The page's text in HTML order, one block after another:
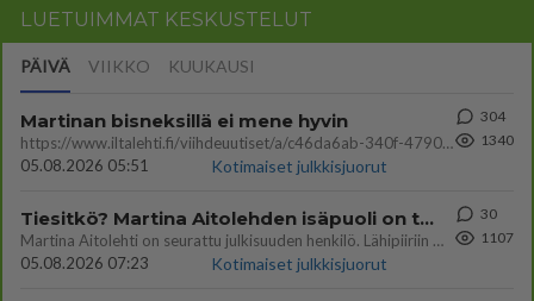
LUETUIMMAT KESKUSTELUT
PÄIVÄ VIIKKO KUUKAUSI
Martinan bisneksillä ei mene hyvin
https://www.iltalehti.fi/viihdeuutiset/a/c46da6ab-340f-4790-aaa7-0865eed2336 Yrityksen konkurssihakemus on tullut kärä
05.08.2026 05:51
Kotimaiset julkkisjuorut
304
1340
Tiesitkö? Martina Aitolehden isäpuoli on tämä suosittu laulaja
Martina Aitolehti on seurattu julkisuuden henkilö. Lähipiiriin mahtuu muitakin tunnettuja henkilöitä. Tiesitkö, että Ma
05.08.2026 07:23
Kotimaiset julkkisjuorut
30
1107